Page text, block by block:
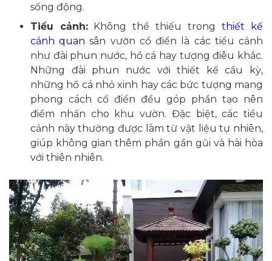
sống động.
Tiểu cảnh:Không thể thiếu trong
thiết kế
cảnh quan sân vườn cổ điển là các tiểu cảnh
như đài phun nước, hồ cá hay tượng điêu khắc.
Những đài phun nước với thiết kế cầu kỳ,
những hồ cá nhỏ xinh hay các bức tượng mang
phong cách cổ điển đều góp phần tạo nên
điểm nhấn cho khu vườn. Đặc biệt, các tiểu
cảnh này thường được làm từ vật liệu tự nhiên,
giúp không gian thêm phần gần gũi và hài hòa
với thiên nhiên.